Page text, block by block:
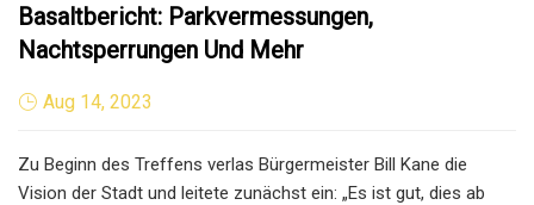
Basaltbericht: Parkvermessungen,
Nachtsperrungen Und Mehr
Aug 14, 2023
Zu Beginn des Treffens verlas Bürgermeister Bill Kane die
Vision der Stadt und leitete zunächst ein: „Es ist gut, dies ab